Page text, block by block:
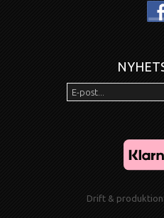
Drift & produktion: